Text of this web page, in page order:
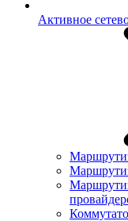
Активное